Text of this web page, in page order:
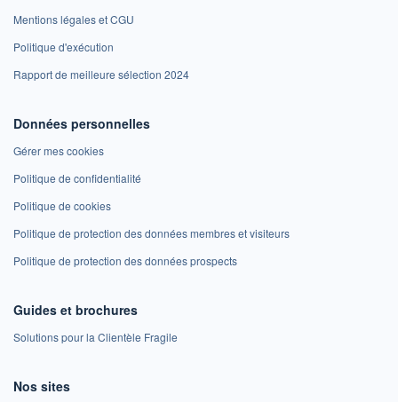
Mentions légales et CGU
Politique d'exécution
Rapport de meilleure sélection 2024
Données personnelles
Gérer mes cookies
Politique de confidentialité
Politique de cookies
Politique de protection des données membres et visiteurs
Politique de protection des données prospects
Guides et brochures
Solutions pour la Clientèle Fragile
Nos sites